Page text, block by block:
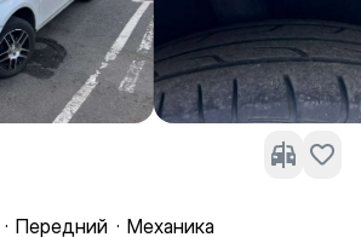
· Передний · Механика